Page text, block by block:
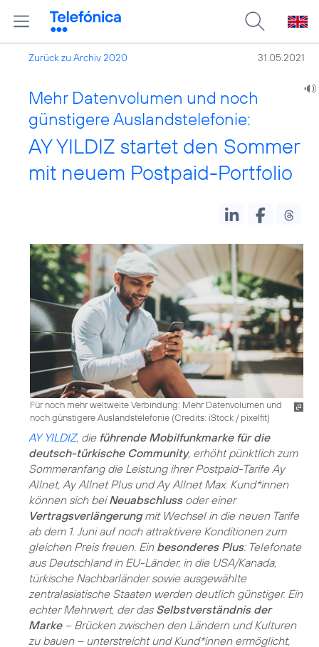
Zurück zu Archiv 2020 31.05.2021
Mehr Datenvolumen und noch
günstigere Auslandstelefonie:
AY YILDIZ startet den Sommer
mit neuem Postpaid-Portfolio
Für noch mehr weltweite Verbindung: Mehr Datenvolumen und
noch günstigere Auslandstelefonie (Credits: iStock / pixelfit)
AY YILDIZ, die führende Mobilfunkmarke für die
deutsch-türkische Community, erhöht pünktlich zum
Sommeranfang die Leistung ihrer Postpaid-Tarife Ay
Allnet, Ay Allnet Plus und Ay Allnet Max. Kund*innen
können sich beiNeuabschlussoder einer
Vertragsverlängerungmit Wechsel in die neuen Tarife
ab dem 1. Juni auf noch attraktivere Konditionen zum
gleichen Preis freuen. Ein besonderes Plus: Telefonate
aus Deutschland in EU-Länder, in die USA/Kanada,
türkische Nachbarländer sowie ausgewählte
zentralasiatische Staaten werden deutlich günstiger. Ein
echter Mehrwert, der das Selbstverständnis der
Marke– Brücken zwischen den Ländern und Kulturen
zu bauen – unterstreicht und Kund*innen ermöglicht,